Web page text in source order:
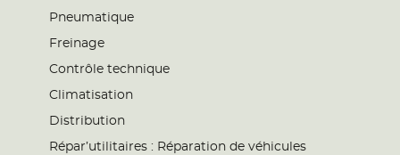
Pneumatique
Freinage
Contrôle technique
Climatisation
Distribution
Répar’utilitaires : Réparation de véhicules